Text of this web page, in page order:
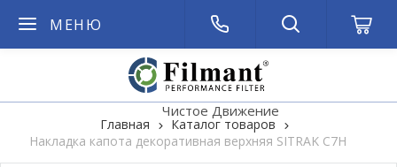
МЕНЮ
Чистое Движение
Главная
Каталог товаров
Накладка капота декоративная верхняя SITRAK C7H